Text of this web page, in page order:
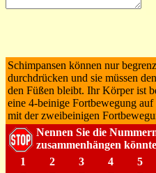
Schimpansen können nur
durchdrücken und sie müssen
den Füßen bleibt. Ihr Körper ist
eine 4-beinige Fortbewegung
mit der zweibeinigen
Nennen Sie die
zusammenhängen
1
2 3 4 5